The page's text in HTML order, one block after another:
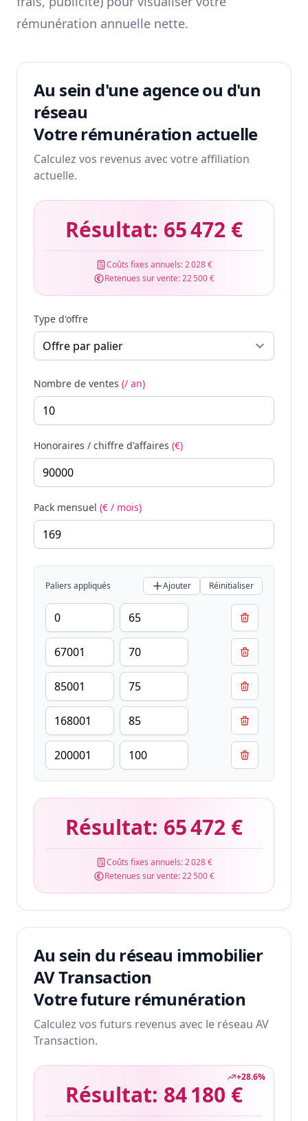
rémunération annuelle nette.
Au sein d'une agence ou d'un
réseau
Votre rémunération actuelle
Calculez vos revenus avec votre affiliation
actuelle.
Résultat: 65 472 €
Coûts fixes annuels:2 028 €
Retenues sur vente:22 500 €
Type d'offre
Nombre de ventes (/ an)
Honoraires / chiffre d'affaires (€)
Pack mensuel (€ / mois)
Paliers appliqués Ajouter Réinitialiser
Résultat: 65 472 €
Coûts fixes annuels:2 028 €
Retenues sur vente:22 500 €
Au sein du réseau immobilier
AV Transaction
Votre future rémunération
Calculez vos futurs revenus avec le réseau AV
Transaction.
+28.6%
Résultat: 84 180 €